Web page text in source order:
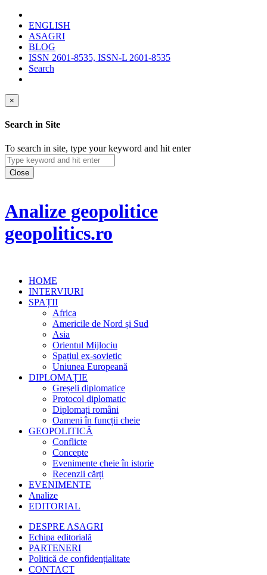
ENGLISH
ASAGRI
BLOG
ISSN 2601-8535, ISSN-L 2601-8535
Search
×
Search in Site
To search in site, type your keyword and hit enter
Close
Analize geopolitice
geopolitics.ro
HOME
INTERVIURI
SPAȚII
Africa
Americile de Nord și Sud
Asia
Orientul Mijlociu
Spațiul ex-sovietic
Uniunea Europeană
DIPLOMAȚIE
Greșeli diplomatice
Protocol diplomatic
Diplomați români
Oameni în funcții cheie
GEOPOLITICĂ
Conflicte
Concepte
Evenimente cheie în istorie
Recenzii cărți
EVENIMENTE
Analize
EDITORIAL
DESPRE ASAGRI
Echipa editorială
PARTENERI
Politică de confidențialitate
CONTACT